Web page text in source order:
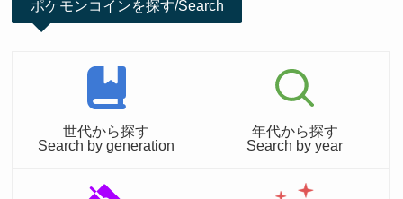
ポケモンコインを探す/Search
世代から探す
Search by generation
年代から探す
Search by year